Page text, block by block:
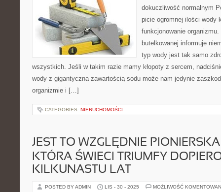
dokuczliwość normalnym
picie ogromnej ilości wody
funkcjonowanie
butelkowanej informuje
typ wody jest tak samo
wszystkich. Jeśli w takim razie mamy kłopoty z sercem,
wody z gigantyczna zawartością sodu może nam jedynie
organizmie i […]
CATEGORIES: NIERUCHOMOŚCI
JEST TO WZGLĘDNIE
KTÓRA ŚWIECI TRIUMFY
KILKUNASTU LAT
POSTED BY ADMIN LIS - 30 - 2025 MOŻLIWOŚĆ